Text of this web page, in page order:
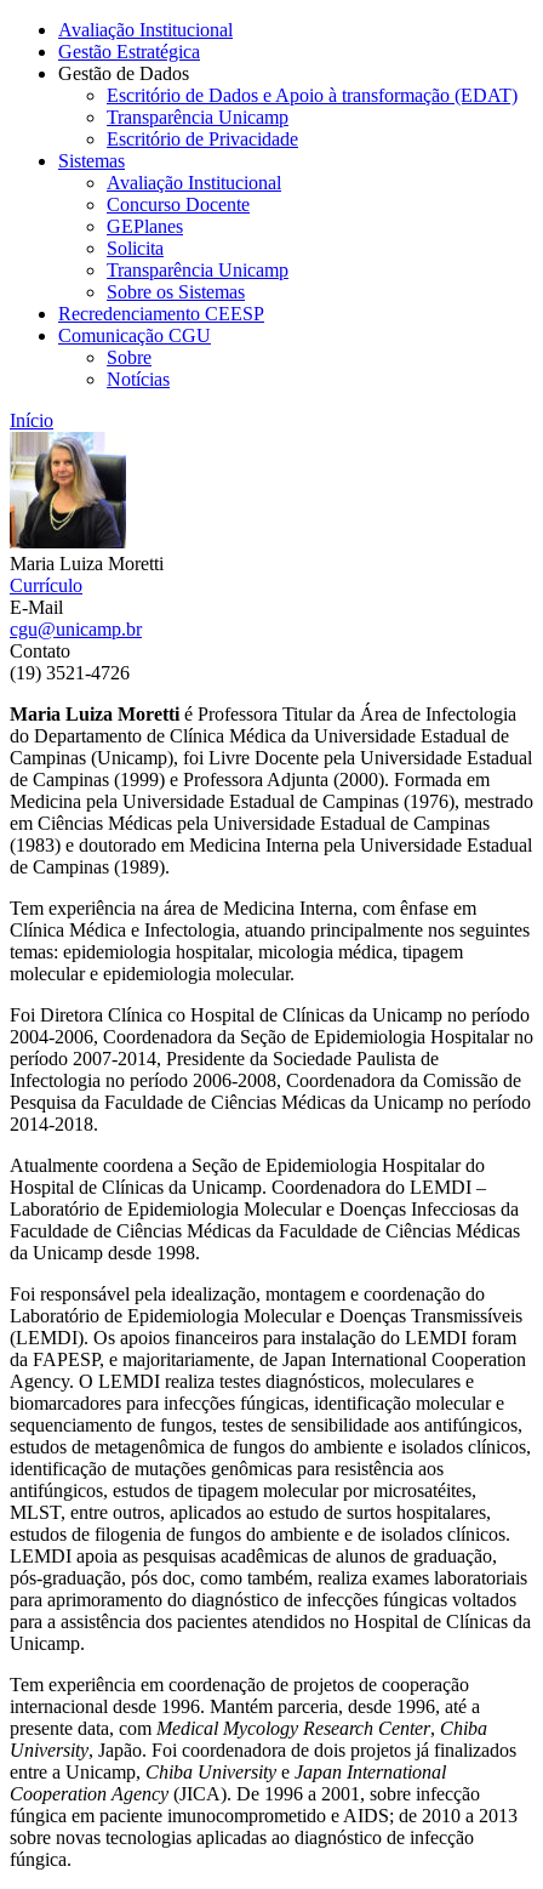
Avaliação Institucional
Gestão Estratégica
Gestão de Dados
Escritório de Dados e Apoio à transformação (EDAT)
Transparência Unicamp
Escritório de Privacidade
Sistemas
Avaliação Institucional
Concurso Docente
GEPlanes
Solicita
Transparência Unicamp
Sobre os Sistemas
Recredenciamento CEESP
Comunicação CGU
Sobre
Notícias
Início
Maria Luiza Moretti
Currículo
E-Mail
cgu@unicamp.br
Contato
(19) 3521-4726
Maria Luiza Moretti é Professora Titular da Área de Infectologia
do Departamento de Clínica Médica da Universidade Estadual de
Campinas (Unicamp), foi Livre Docente pela Universidade Estadual
de Campinas (1999) e Professora Adjunta (2000). Formada em
Medicina pela Universidade Estadual de Campinas (1976), mestrado
em Ciências Médicas pela Universidade Estadual de Campinas
(1983) e doutorado em Medicina Interna pela Universidade Estadual
de Campinas (1989).
Tem experiência na área de Medicina Interna, com ênfase em
Clínica Médica e Infectologia, atuando principalmente nos seguintes
temas: epidemiologia hospitalar, micologia médica, tipagem
molecular e epidemiologia molecular.
Foi Diretora Clínica co Hospital de Clínicas da Unicamp no período
2004-2006, Coordenadora da Seção de Epidemiologia Hospitalar no
período 2007-2014, Presidente da Sociedade Paulista de
Infectologia no período 2006-2008, Coordenadora da Comissão de
Pesquisa da Faculdade de Ciências Médicas da Unicamp no período
2014-2018.
Atualmente coordena a Seção de Epidemiologia Hospitalar do
Hospital de Clínicas da Unicamp. Coordenadora do LEMDI –
Laboratório de Epidemiologia Molecular e Doenças Infecciosas da
Faculdade de Ciências Médicas da Faculdade de Ciências Médicas
da Unicamp desde 1998.
Foi responsável pela idealização, montagem e coordenação do
Laboratório de Epidemiologia Molecular e Doenças Transmissíveis
(LEMDI). Os apoios financeiros para instalação do LEMDI foram
da FAPESP, e majoritariamente, de Japan International Cooperation
Agency. O LEMDI realiza testes diagnósticos, moleculares e
biomarcadores para infecções fúngicas, identificação molecular e
sequenciamento de fungos, testes de sensibilidade aos antifúngicos,
estudos de metagenômica de fungos do ambiente e isolados clínicos,
identificação de mutações genômicas para resistência aos
antifúngicos, estudos de tipagem molecular por microsatéites,
MLST, entre outros, aplicados ao estudo de surtos hospitalares,
estudos de filogenia de fungos do ambiente e de isolados clínicos.
LEMDI apoia as pesquisas acadêmicas de alunos de graduação,
pós-graduação, pós doc, como também, realiza exames laboratoriais
para aprimoramento do diagnóstico de infecções fúngicas voltados
para a assistência dos pacientes atendidos no Hospital de Clínicas da
Unicamp.
Tem experiência em coordenação de projetos de cooperação
internacional desde 1996. Mantém parceria, desde 1996, até a
presente data, com Medical Mycology Research Center, Chiba
University, Japão. Foi coordenadora de dois projetos já finalizados
entre a Unicamp, Chiba University e Japan International
Cooperation Agency (JICA). De 1996 a 2001, sobre infecção
fúngica em paciente imunocomprometido e AIDS; de 2010 a 2013
sobre novas tecnologias aplicadas ao diagnóstico de infecção
fúngica.